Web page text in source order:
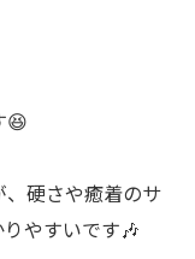
😆
、硬さや癒着のサ
やすいです🎶